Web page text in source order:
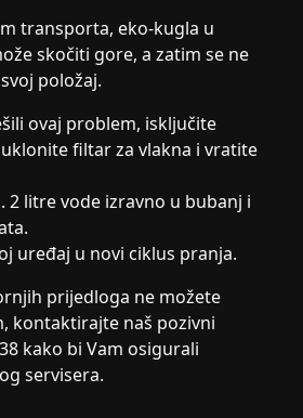
transporta, eko-kugla u
skočiti gore, a zatim se ne
položaj.
ovaj problem, isključite
filtar za vlakna i vratite
2 litre vode izravno u bubanj i
uređaj u novi ciklus pranja.
prijedloga ne možete
kontaktirajte naš pozivni
kako bi Vam osigurali
servisera.